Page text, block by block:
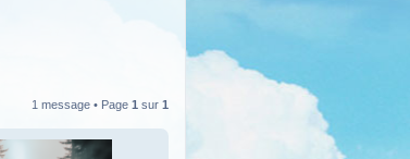
1 message • Page 1 sur 1